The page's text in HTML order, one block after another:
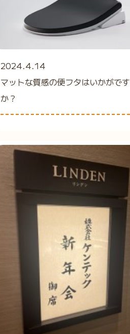
2024.4.14
マットな質感の便フタはいかがです
か？